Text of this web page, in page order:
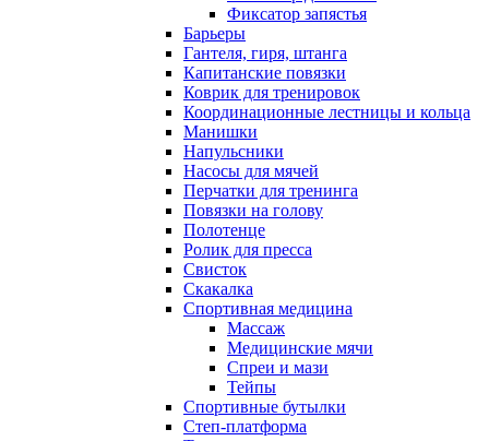
Фиксатор запястья
Барьеры
Гантеля, гиря, штанга
Капитанские повязки
Коврик для тренировок
Координационные лестницы и кольца
Манишки
Напульсники
Насосы для мячей
Перчатки для тренинга
Повязки на голову
Полотенце
Ролик для пресса
Свисток
Скакалка
Спортивная медицина
Массаж
Медицинские мячи
Спреи и мази
Тейпы
Спортивные бутылки
Степ-платформа